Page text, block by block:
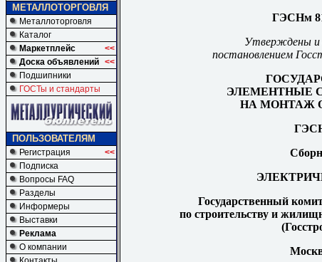
МЕТАЛЛОТОРГОВЛЯ
Металлоторговля
Каталог
Маркетплейс
<<
Доска объявлений <<
Подшипники
ГОСТы и стандарты
ПОЛЬЗОВАТЕЛЯМ
Регистрация
<<
Подписка
Вопросы FAQ
Разделы
Информеры
Выставки
Реклама
О компании
ГЭСНм
Утверждены и
постановлением
ЭЛЕМЕНТНЫЕ
НА МОНТАЖ
Государственный
по строительству и